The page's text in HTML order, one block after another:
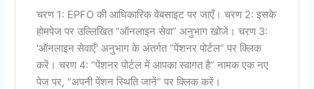
चरण 1: EPFO की आधिकारिक वेबसाइट पर जाएँ। चरण 2: इसके
होमपेज पर उल्लिखित “ऑनलाइन सेवा” अनुभाग खोजें। चरण 3:
'ऑनलाइन सेवाएँ' अनुभाग के अंतर्गत “पेंशनर पोर्टल” पर क्लिक
करें। चरण 4: “पेंशनर पोर्टल में आपका स्वागत है” नामक एक नए
पेज पर, “अपनी पेंशन स्थिति जानें” पर क्लिक करें।